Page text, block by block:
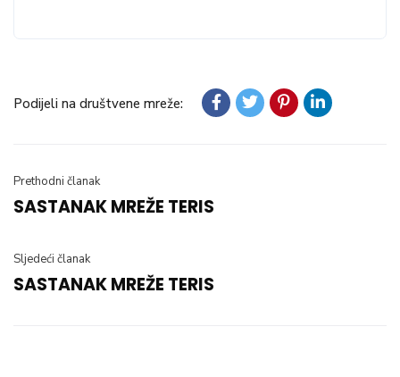
Podijeli na društvene mreže:
Prethodni članak
SASTANAK MREŽE TERIS
Sljedeći članak
SASTANAK MREŽE TERIS